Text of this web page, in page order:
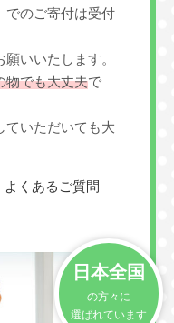
でのご寄付は受付
いいたします。
物でも大丈夫で
ていただいても大
よくあるご質問
日本全国
の方々に
選ばれています